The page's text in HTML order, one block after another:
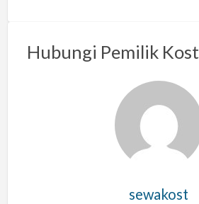
Hubungi Pemilik Kost
sewakost